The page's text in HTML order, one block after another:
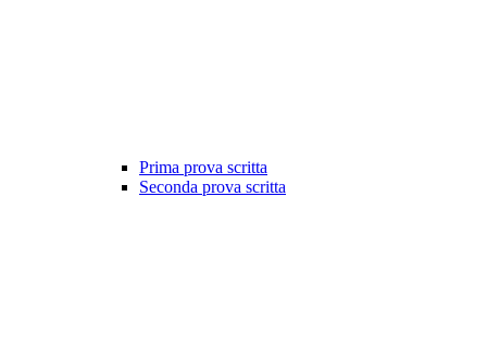
Prima prova scritta
Seconda prova scritta